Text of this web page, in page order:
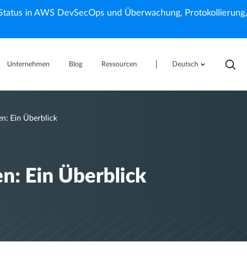
in AWS DevSecOps und Überwachung, Protokollierung,
Unternehmen Blog Ressourcen Deutsch
Ein Überblick
Ein Überblick